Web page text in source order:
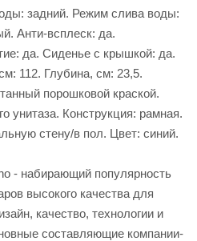
задний. Режим слива воды:
Анти-всплеск: да.
да. Сиденье c крышкой: да.
112. Глубина, см: 23,5.
порошковой краской.
унитаза. Конструкция: рамная.
стену/в пол. Цвет: синий.
- набирающий популярность
высокого качества для
качество, технологии и
составляющие компании-